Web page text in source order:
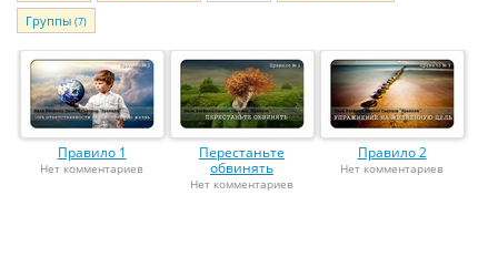
Группы (7)
Правило 1
Нет комментариев
Перестаньте
обвинять
Нет комментариев
Правило 2
Нет комментариев